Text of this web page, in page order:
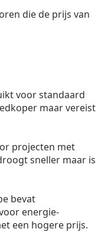
die de prijs van
voor standaard
maar vereist
projecten met
sneller maar is
bevat
energie-
een hogere prijs.